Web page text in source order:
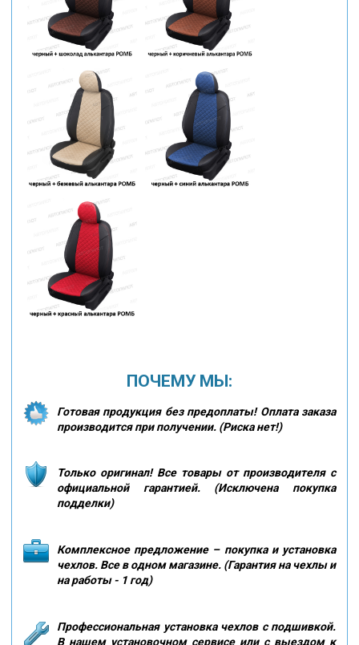
ПОЧЕМУ МЫ:
Готовая продукция без предоплаты! Оплата заказа
производится при получении. (Риска нет!)
Только оригинал! Все товары от производителя с
официальной гарантией. (Исключена покупка
подделки)
Комплексное предложение – покупка и установка
чехлов. Все в одном магазине. (Гарантия на чехлы и
на работы - 1 год)
Профессиональная установка чехлов с подшивкой.
В нашем установочном сервисе или с выездом к